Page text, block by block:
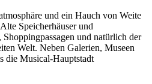
und ein Hauch von Weite
Speicherhäuser und
und natürlich der
Welt. Neben Galerien, Museen
die Musical-Hauptstadt